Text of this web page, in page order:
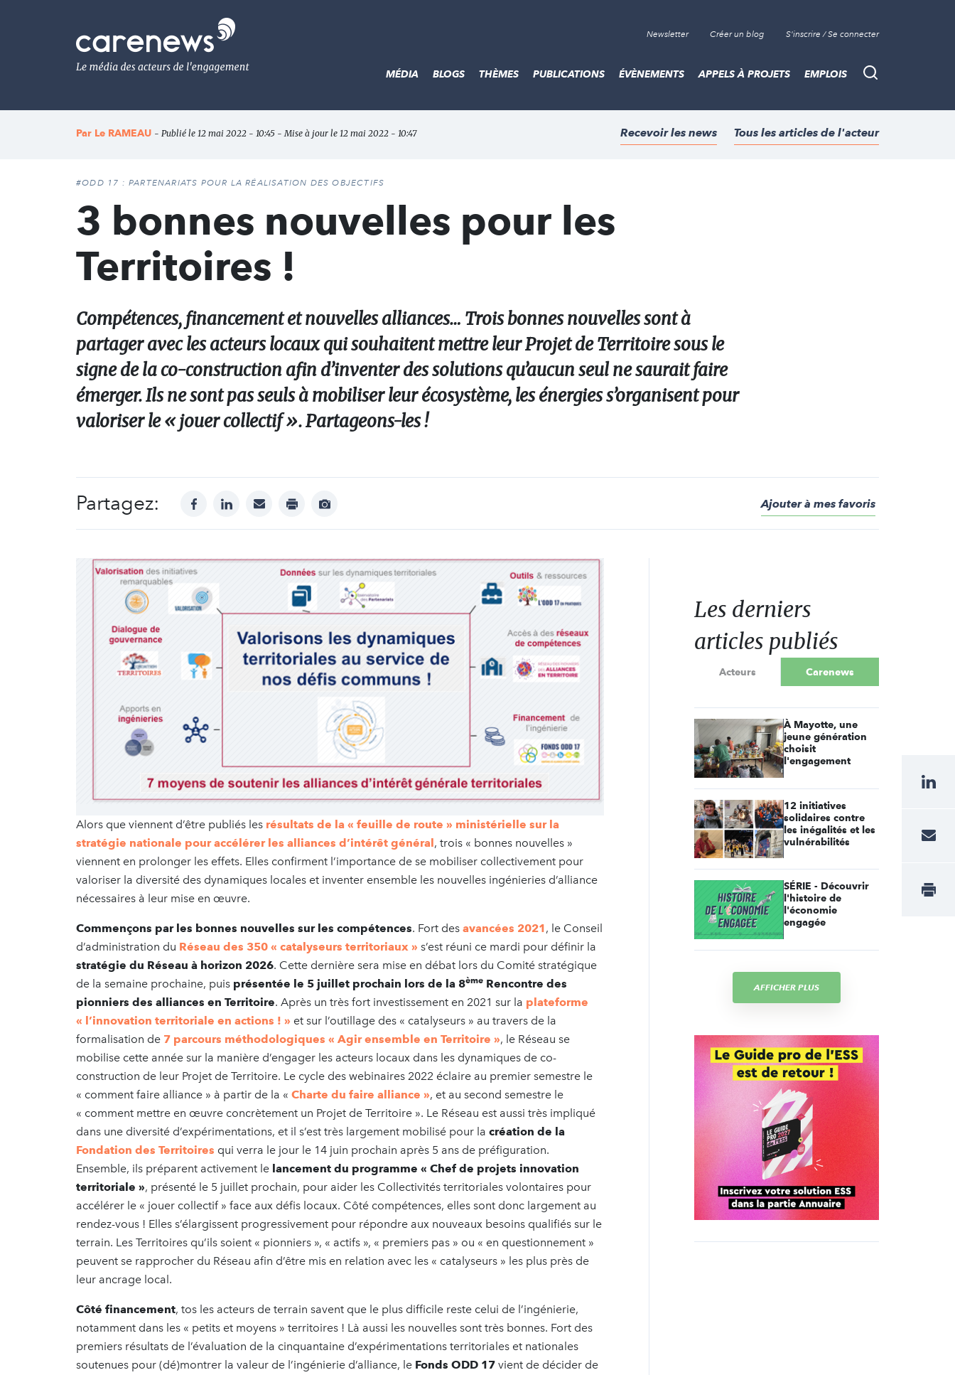
Le
média
de
l'engagement
Newsletter Créer un blog S'inscrire / Se connecter
Recherche
MÉDIA BLOGS THÈMES PUBLICATIONS ÉVÈNEMENTS APPELS À PROJETS EMPLOIS
Par Le RAMEAU - Publié le 12 mai 2022 - 10:45 - Mise à jour le 12 mai 2022 - 10:47 Recevoir les news Tous les articles de l'acteur
#ODD 17 : PARTENARIATS POUR LA RÉALISATION DES OBJECTIFS
3 bonnes nouvelles pour les
Territoires !
Compétences, financement et nouvelles alliances… Trois bonnes nouvelles sont à
partager avec les acteurs locaux qui souhaitent mettre leur Projet de Territoire sous le
signe de la co-construction afin d’inventer des solutions qu’aucun seul ne saurait faire
émerger. Ils ne sont pas seuls à mobiliser leur écosystème, les énergies s’organisent pour
valoriser le « jouer collectif ». Partageons-les !
Partagez: facebooklinkedinmail print
Afficher
Ajouter à mes favoris
Alors que viennent d’être publiés les résultats de la « feuille de route » ministérielle sur la
stratégie nationale pour accélérer les alliances d’intérêt général, trois « bonnes nouvelles »
viennent en prolonger les effets. Elles confirment l’importance de se mobiliser collectivement pour
valoriser la diversité des dynamiques locales et inventer ensemble les nouvelles ingénieries d’alliance
nécessaires à leur mise en œuvre.
Commençons par les bonnes nouvelles sur les compétences. Fort des avancées 2021, le Conseil
d’administration du Réseau des 350 « catalyseurs territoriaux » s’est réuni ce mardi pour définir la
stratégie du Réseau à horizon 2026. Cette dernière sera mise en débat lors du Comité stratégique
de la semaine prochaine, puis présentée le 5 juillet prochain lors de la 8ème Rencontre des
pionniers des alliances en Territoire. Après un très fort investissement en 2021 sur la plateforme
« l’innovation territoriale en actions ! » et sur l’outillage des « catalyseurs » au travers de la
formalisation de 7 parcours méthodologiques « Agir ensemble en Territoire », le Réseau se
mobilise cette année sur la manière d’engager les acteurs locaux dans les dynamiques de co-
construction de leur Projet de Territoire. Le cycle des webinaires 2022 éclaire au premier semestre le
« comment faire alliance » à partir de la « Charte du faire alliance », et au second semestre le
« comment mettre en œuvre concrètement un Projet de Territoire ». Le Réseau est aussi très impliqué
dans une diversité d’expérimentations, et il s’est très largement mobilisé pour la création de la
Fondation des Territoires qui verra le jour le 14 juin prochain après 5 ans de préfiguration.
Ensemble, ils préparent activement le lancement du programme « Chef de projets innovation
territoriale », présenté le 5 juillet prochain, pour aider les Collectivités territoriales volontaires pour
accélérer le « jouer collectif » face aux défis locaux. Côté compétences, elles sont donc largement au
rendez-vous ! Elles s’élargissent progressivement pour répondre aux nouveaux besoins qualifiés sur le
terrain. Les Territoires qu’ils soient « pionniers », « actifs », « premiers pas » ou « en questionnement »
peuvent se rapprocher du Réseau afin d’être mis en relation avec les « catalyseurs » les plus près de
leur ancrage local.
Côté financement, tos les acteurs de terrain savent que le plus difficile reste celui de l’ingénierie,
notamment dans les « petits et moyens » territoires ! Là aussi les nouvelles sont très bonnes. Fort des
premiers résultats de l’évaluation de la cinquantaine d’expérimentations territoriales et nationales
soutenues pour (dé)montrer la valeur de l’ingénierie d’alliance, le Fonds ODD 17 vient de décider de
Les derniers
articles publiés
Acteurs Carenews
À Mayotte, une
jeune génération
choisit
l'engagement
12 initiatives
solidaires contre
les inégalités et les
vulnérabilités
SÉRIE - Découvrir
l'histoire de
l'économie
engagée
AFFICHER PLUS